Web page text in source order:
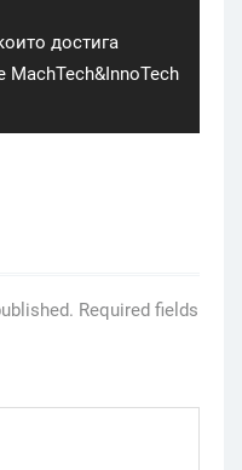
достига
Required fields